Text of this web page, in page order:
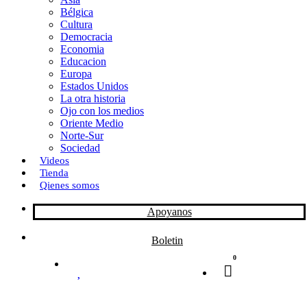
i
r
Bélgica
Cultura
Democracia
Economia
Educacion
Europa
Estados Unidos
La otra historia
Ojo con los medios
Oriente Medio
Norte-Sur
Sociedad
Videos
Tienda
Qienes somos
Apoyanos
Boletin
0